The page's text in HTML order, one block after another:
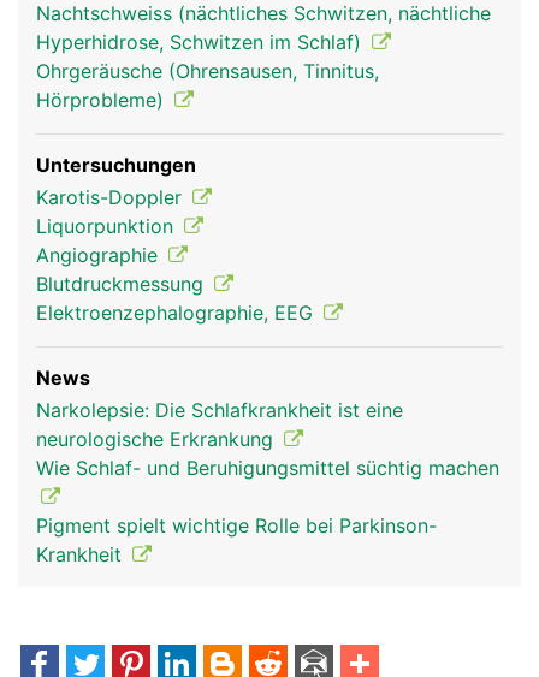
Nachtschweiss (nächtliches Schwitzen, nächtliche
Hyperhidrose, Schwitzen im Schlaf)
Ohrgeräusche (Ohrensausen, Tinnitus,
Hörprobleme)
Untersuchungen
Karotis-Doppler
Liquorpunktion
Angiographie
Blutdruckmessung
Elektroenzephalographie, EEG
News
Narkolepsie: Die Schlafkrankheit ist eine
neurologische Erkrankung
Wie Schlaf- und Beruhigungsmittel süchtig machen
Pigment spielt wichtige Rolle bei Parkinson-
Krankheit